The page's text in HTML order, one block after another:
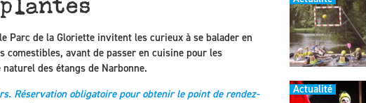
Parc de la Gloriette invitent les curieux à se balader en
comestibles, avant de passer en cuisine pour les
des étangs de Narbonne.
Réservation obligatoire pour obtenir le point de rendez-
Actualité